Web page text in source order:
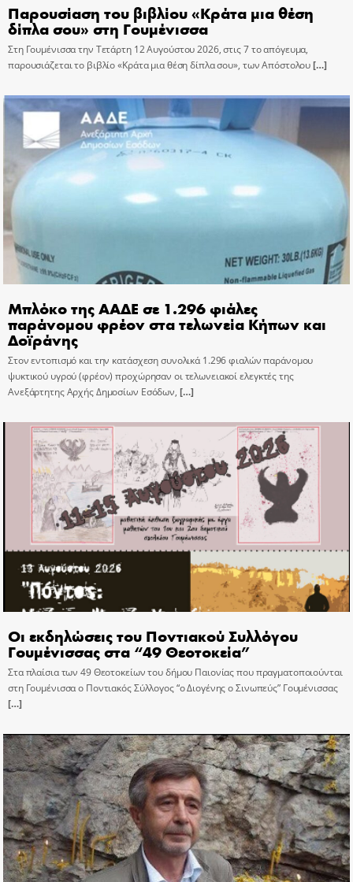
Παρουσίαση του βιβλίου «Κράτα μια θέση
δίπλα σου» στη Γουμένισσα
Στη Γουμένισσα την Τετάρτη 12 Αυγούστου 2026, στις 7 το απόγευμα,
παρουσιάζεται το βιβλίο «Κράτα μια θέση δίπλα σου», των Απόστολου[…]
Μπλόκο της ΑΑΔΕ σε 1.296 φιάλες
παράνομου φρέον στα τελωνεία Κήπων και
Δοϊράνης
Στον εντοπισμό και την κατάσχεση συνολικά 1.296 φιαλών παράνομου
ψυκτικού υγρού (φρέον) προχώρησαν οι τελωνειακοί ελεγκτές της
Ανεξάρτητης Αρχής Δημοσίων Εσόδων, […]
Οι εκδηλώσεις του Ποντιακού Συλλόγου
Γουμένισσας στα “49 Θεοτοκεία”
Στα πλαίσια των 49 Θεοτοκείων του δήμου Παιονίας που πραγματοποιούνται
στη Γουμένισσα ο Ποντιακός Σύλλογος “ο Διογένης ο Σινωπεύς” Γουμένισσας
[…]